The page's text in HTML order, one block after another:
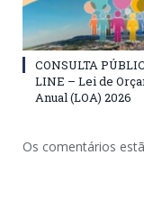
CONSULTA
LINE – Lei de
Anual (LOA) 2026
Os comentários